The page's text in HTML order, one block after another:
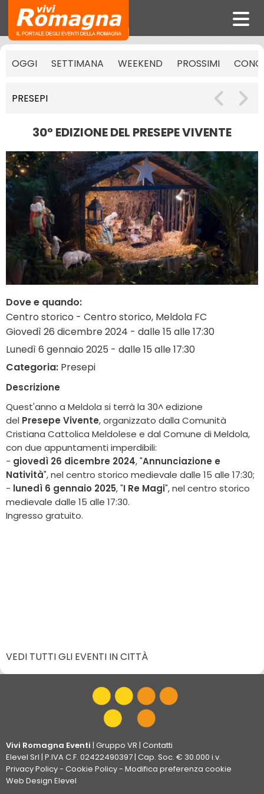
OGGI SETTIMANA WEEKEND PROSSIMI
PRESEPI
30° EDIZIONE DEL PRESEPE VIVENTE
Dove e quando:
Centro storico - Centro storico, Meldola FC
Giovedì 26 dicembre 2024 - dalle 15 alle 17:30
Lunedì 6 gennaio 2025 - dalle 15 alle 17:30
Categoria: Presepi
Descrizione
Quest'anno a Meldola si terrà la 30^ edizione
del Presepe Vivente, organizzato dalla Comunità
Cristiana Cattolica Meldolese e dal Comune di Meldola,
con due appuntamenti imperdibili:
- giovedì 26 dicembre 2024, "Annunciazione e
Natività", nel centro storico medievale dalle 15 alle 17:30;
- lunedì 6 gennaio 2025, "I Re Magi", nel centro storico
medievale dalle 15 alle 17:30.
Ingresso gratuito.
VEDI TUTTI GLI EVENTI IN CITTÀ
Vivi Romagna Eventi | Gruppo VR | Contatti
Elevel Srl | P.IVA C.F. 02422490397 | Cap. Soc. € 30.000 i.v.
Privacy Policy- Cookie Policy- Modifica preferenza cookie
Web Design Elevel